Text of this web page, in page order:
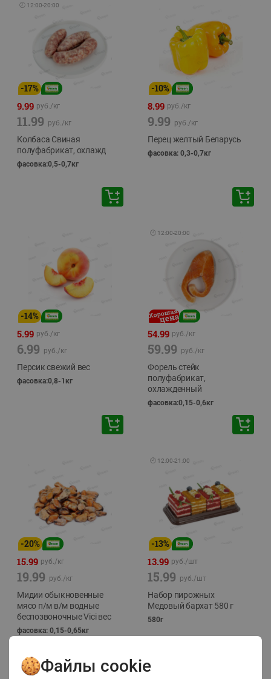
🕘 12:00-20:00
-17%
9.99 руб./кг
11.99 руб./кг
Колбаса Свиная
полуфабрикат, охлажд
фасовка:0,5-0,7кг
-10%
8.99 руб./кг
9.99 руб./кг
Перец желтый Беларусь
фасовка: 0,3-0,7кг
-14%
5.99 руб./кг
6.99 руб./кг
Персик свежий вес
фасовка:0,8-1кг
🕘 12:00-20:00
54.99 руб./кг
59.99 руб./кг
Форель стейк
полуфабрикат,
охлажденный
фасовка:0,15-0,6кг
-20%
15.99 руб./кг
19.99 руб./кг
Мидии обыкновенные
мясо п/м в/м водные
беспозвоночные Vici вес
фасовка: 0,15-0,65кг
🕘 12:00-21:00
-13%
13.99 руб./шт
15.99 руб./шт
Набор пирожных
Медовый бархат 580 г
580г
Файлы cookie